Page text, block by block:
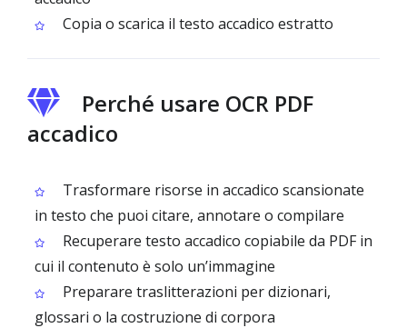
Copia o scarica il testo accadico estratto
Perché usare OCR PDF
accadico
Trasformare risorse in accadico scansionate
in testo che puoi citare, annotare o compilare
Recuperare testo accadico copiabile da PDF in
cui il contenuto è solo un’immagine
Preparare traslitterazioni per dizionari,
glossari o la costruzione di corpora